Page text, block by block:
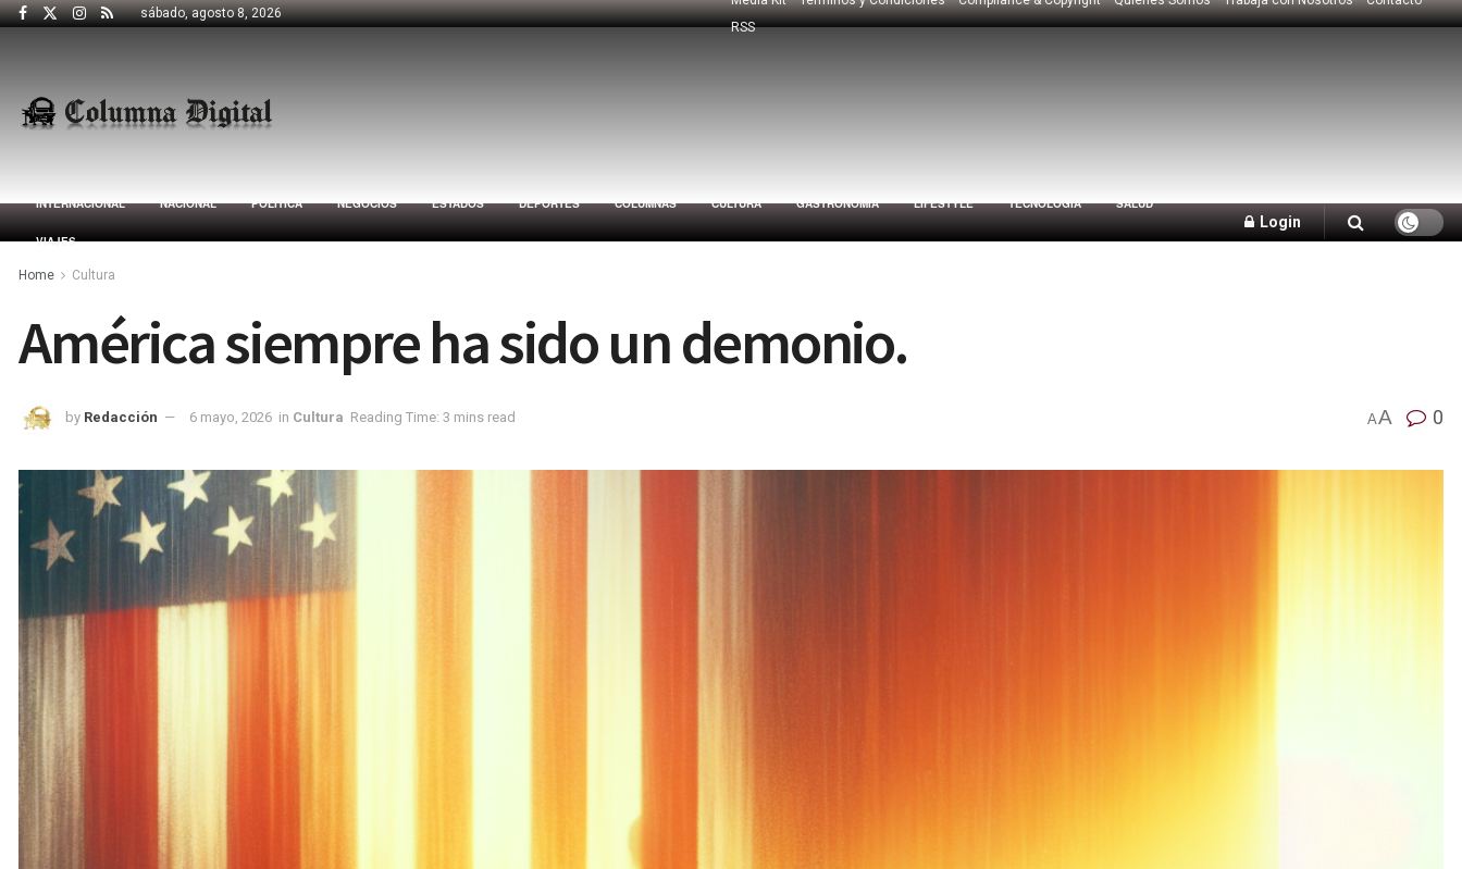
sábado, agosto 8, 2026
RSS
INTERNACIONAL NACIONAL POLÍTICA NEGOCIOS ESTADOS DEPORTES COLUMNAS CULTURA GASTRONOMÍA LIFESTYLE TECNOLOGÍA SALUD
VIAJES
Login
Home Cultura
América siempre ha sido un demonio.
by Redacción 6 mayo, 2026 in Cultura Reading Time: 3 mins read AA 0